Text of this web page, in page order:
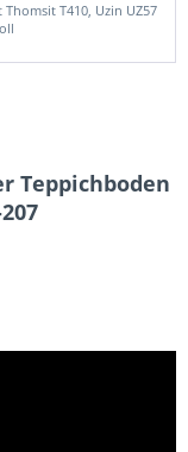
T410, Uzin UZ57
Teppichboden